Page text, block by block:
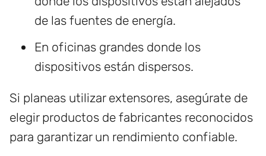
de las fuentes de energía.
En oficinas grandes donde los
dispositivos están dispersos.
Si planeas utilizar extensores, asegúrate de
elegir productos de fabricantes reconocidos
para garantizar un rendimiento confiable.